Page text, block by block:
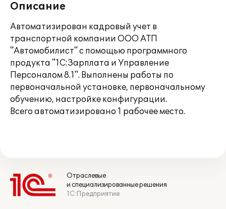
Описание
Автоматизирован кадровый учет в
транспортной компании ООО АТП
"Автомобилист" с помощью программного
продукта "1С:Зарплата и Управление
Персоналом 8.1". Выполнены работы по
первоначальной установке, первоначальному
обучению, настройке конфигурации.
Всего автоматизировано 1 рабочее место.
Отраслевые
и специализированные решения
1С:Предприятие